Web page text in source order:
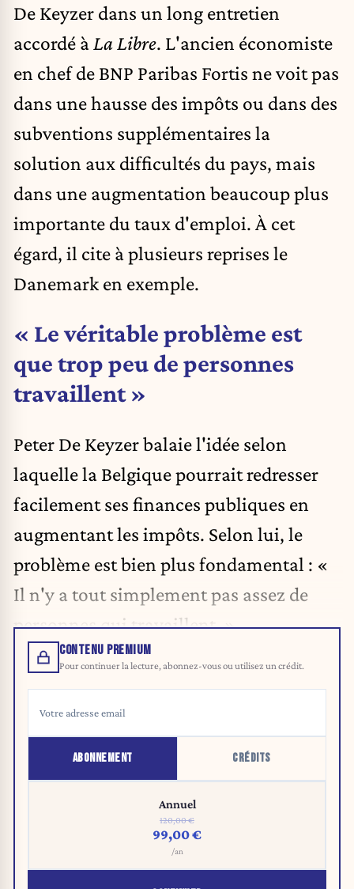
De Keyzer dans un long entretien
accordé à La Libre. L'ancien économiste
en chef de BNP Paribas Fortis ne voit pas
dans une hausse des impôts ou dans des
subventions supplémentaires la
solution aux difficultés du pays, mais
dans une augmentation beaucoup plus
importante du taux d'emploi. À cet
égard, il cite à plusieurs reprises le
Danemark en exemple.
« Le véritable problème est
que trop peu de personnes
travaillent »
Peter De Keyzer balaie l'idée selon
laquelle la Belgique pourrait redresser
facilement ses finances publiques en
augmentant les impôts. Selon lui, le
problème est bien plus fondamental : «
Il n'y a tout simplement pas assez de
personnes qui travaillent. »
CONTENU PREMIUM
Pour continuer la lecture, abonnez-vous ou utilisez un crédit.
ABONNEMENT CRÉDITS
Annuel
120,00 €
99,00 €
/an